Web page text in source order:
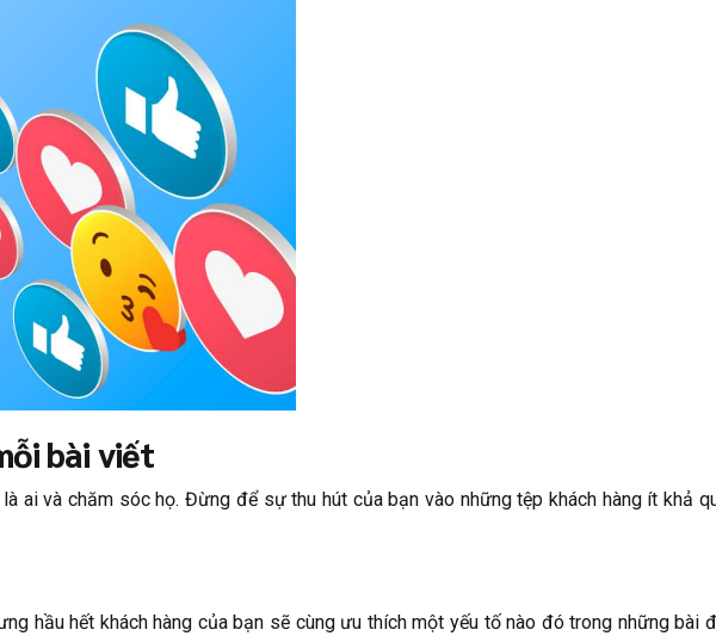
bài viết
ai và chăm sóc họ. Đừng để sự thu hút của bạn vào những tệp khách hàng ít khả
hầu hết khách hàng của bạn sẽ cùng ưu thích một yếu tố nào đó trong những bài